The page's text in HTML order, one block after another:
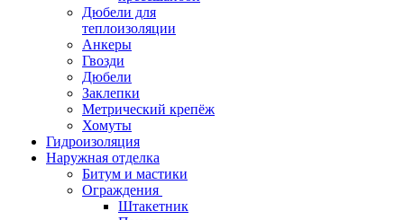
Дюбели для
теплоизоляции
Анкеры
Гвозди
Дюбели
Заклепки
Метрический крепёж
Хомуты
Гидроизоляция
Наружная отделка
Битум и мастики
Ограждения
Штакетник